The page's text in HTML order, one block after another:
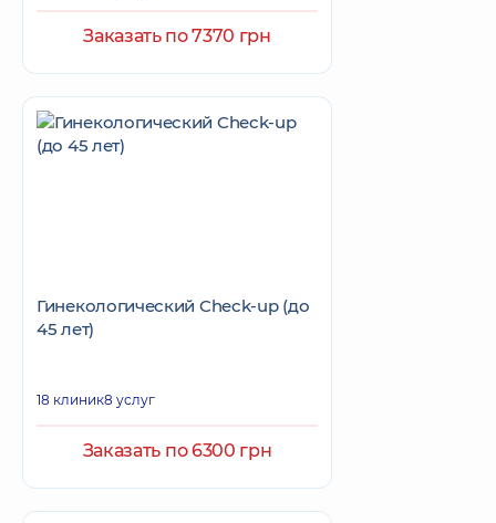
Заказать по 7370 грн
Гинекологический Check-up (до
45 лет)
18 клиник8 услуг
Заказать по 6300 грн